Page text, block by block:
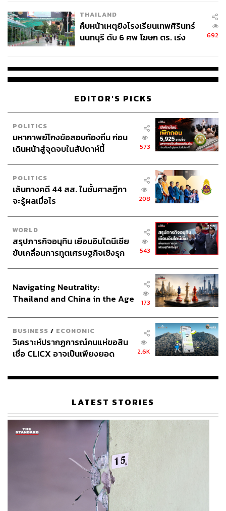
THAILAND
คืบหน้าเหตุยิงโรงเรียนเทพศิรินทร์
นนทบุรี ดับ 6 ศพ โฆษก ตร. เร่ง
692
EDITOR'S PICKS
POLITICS
มหากาพย์โกงข้อสอบท้องถิ่น ก่อน
เดินหน้าสู่จุดจบในสัปดาห์นี้
573
POLITICS
เส้นทางคดี 44 สส. ในชั้นศาลฎีกา
จะรู้ผลเมื่อไร
208
WORLD
สรุปภารกิจอนุทิน เยือนอินโดนีเซีย
ขับเคลื่อนการทูตเศรษฐกิจเชิงรุก
543
Navigating Neutrality:
Thailand and China in the Age
173
BUSINESS / ECONOMIC
วิเคราะห์ปรากฏการณ์คนแห่ขอสิน
เชื่อ CLICX อาจเป็นเพียงยอด
เรือนไทยที่ถูกซุกไว้
2.6K
LATEST STORIES